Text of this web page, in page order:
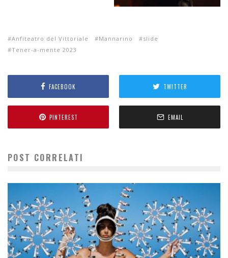
Anfiteatro del Vittoriale Mannarino
slide
Tener-a-mente 2023
FACEBOOK TWITTER
PINTEREST EMAIL
POST CORRELATI